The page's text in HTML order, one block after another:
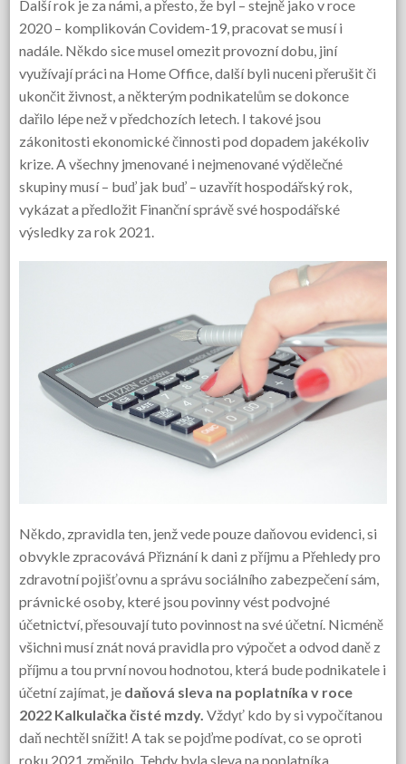
Další rok je za námi, a přesto, že byl – stejně jako v roce
2020 – komplikován Covidem-19, pracovat se musí i
nadále. Někdo sice musel omezit provozní dobu, jiní
využívají práci na Home Office, další byli nuceni přerušit či
ukončit živnost, a některým podnikatelům se dokonce
dařilo lépe než v předchozích letech. I takové jsou
zákonitosti ekonomické činnosti pod dopadem jakékoliv
krize. A všechny jmenované i nejmenované výdělečné
skupiny musí – buď jak buď – uzavřít hospodářský rok,
vykázat a předložit Finanční správě své hospodářské
výsledky za rok 2021.
Někdo, zpravidla ten, jenž vede pouze daňovou evidenci, si
obvykle zpracovává Přiznání k dani z příjmu a Přehledy pro
zdravotní pojišťovnu a správu sociálního zabezpečení sám,
právnické osoby, které jsou povinny vést podvojné
účetnictví, přesouvají tuto povinnost na své účetní. Nicméně
všichni musí znát nová pravidla pro výpočet a odvod daně z
příjmu a tou první novou hodnotou, která bude podnikatele i
účetní zajímat, je daňová sleva na poplatníka v roce
2022 Kalkulačka čisté mzdy.Vždyť kdo by si vypočítanou
daň nechtěl snížit! A tak se pojďme podívat, co se oproti
roku 2021 změnilo. Tehdy byla sleva na poplatníka